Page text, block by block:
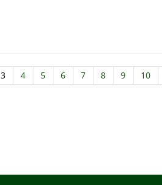
3 4 5 6 7 8 9 10